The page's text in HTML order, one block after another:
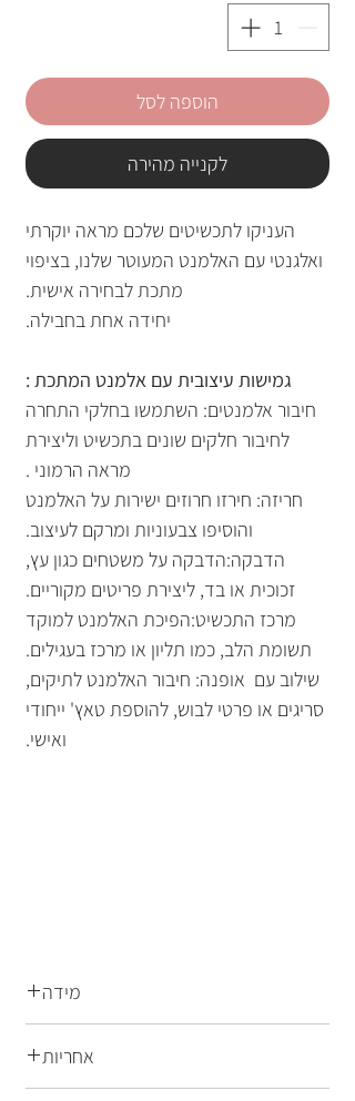
הוספה לסל
לקנייה מהירה
העניקו לתכשיטים שלכם מראה יוקרתי
ואלגנטי עם האלמנט המעוטר שלנו, בציפוי
מתכת לבחירה אישית.
יחידה אחת בחבילה.
גמישות עיצובית עם אלמנט המתכת :
חיבור אלמנטים: השתמשו בחלקי התחרה
לחיבור חלקים שונים בתכשיט וליצירת
מראה הרמוני .
חריזה: חירזו חרוזים ישירות על האלמנט
והוסיפו צבעוניות ומרקם לעיצוב.
הדבקה:הדבקה על משטחים כגון עץ,
זכוכית או בד, ליצירת פריטים מקוריים.
מרכז התכשיט:הפיכת האלמנט למוקד
תשומת הלב, כמו תליון או מרכז בעגילים.
שילוב עם אופנה: חיבור האלמנט לתיקים,
סריגים או פרטי לבוש, להוספת טאץ' ייחודי
ואישי.
מידה
אחריות